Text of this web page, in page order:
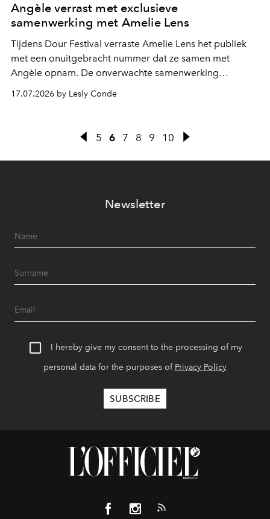
Angèle verrast met exclusieve
samenwerking met Amelie Lens
Tijdens Dour Festival verraste Amelie Lens het publiek
met een onuitgebracht nummer dat ze samen met
Angèle opnam. De onverwachte samenwerking
bevestigt de elektronische koers die de Belgische
zangeres de voorbije maanden steeds nadrukkelijker
17.07.2026 by Lesly Conde
5 6 7 8 9 10
Newsletter
I hereby give my consent to the processing of my
personal data for the purposes of Privacy Policy